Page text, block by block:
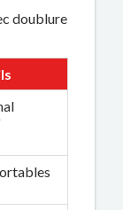
doublure